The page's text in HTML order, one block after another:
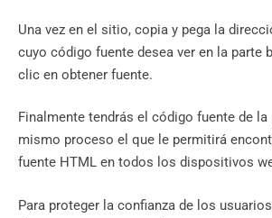
Una vez en el sitio, copia y pega la
cuyo código fuente desea ver en la parte
clic en obtener fuente.
Finalmente tendrás el código fuente de la
mismo proceso el que le permitirá
fuente HTML en todos los dispositivos
Para proteger la confianza de los